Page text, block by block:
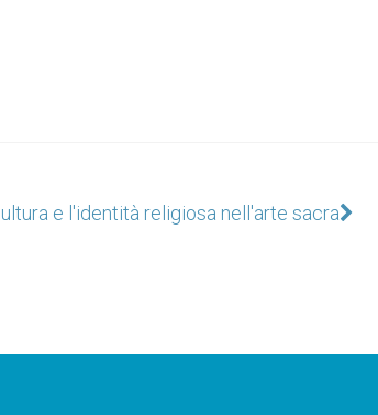
e l'identità religiosa nell'arte sacra